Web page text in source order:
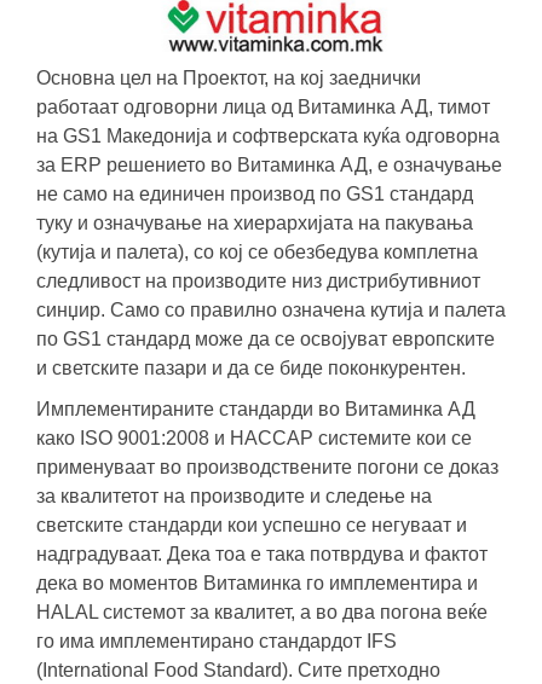
Основна цел на Проектот, на кој заеднички
работаат одговорни лица од Витаминка АД, тимот
на GS1 Македонија и софтверската куќа одговорна
за ERP решението во Витаминка АД, е означување
не само на единичен производ по GS1 стандард
туку и означување на хиерархијата на пакувања
(кутија и палета), со кој се обезбедува комплетна
следливост на производите низ дистрибутивниот
синџир. Само со правилно означена кутија и палета
по GS1 стандард може да се освојуват европските
и светските пазари и да се биде поконкурентен.
Имплементираните стандарди во Витаминка АД
како ISO 9001:2008 и HACCAP системите кои се
применуваат во производствените погони се доказ
за квалитетот на производите и следење на
светските стандарди кои успешно се негуваат и
надградуваат. Дека тоа е така потврдува и фактот
дека во моментов Витаминка го имплементира и
HALAL системот за квалитет, а во два погона веќе
го има имплементирано стандардот IFS
(International Food Standard). Сите претходно